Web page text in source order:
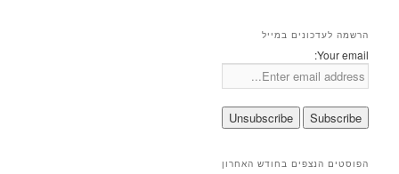
הרשמה לעדכונים במייל
Your email:
הפוסטים הנצפים בחודש האחרון